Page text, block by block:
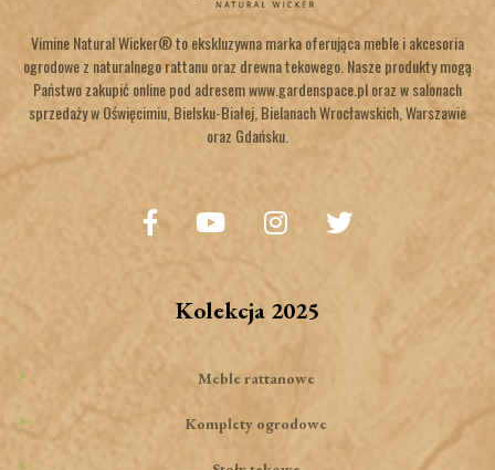
Vimine Natural Wicker® to ekskluzywna marka oferująca meble i akcesoria
ogrodowe z naturalnego rattanu oraz drewna tekowego. Nasze produkty mogą
Państwo zakupić online pod adresem www.gardenspace.pl oraz w salonach
sprzedaży w Oświęcimiu, Bielsku-Białej, Bielanach Wrocławskich, Warszawie
oraz Gdańsku.
Kolekcja 2025
Meble rattanowe
Komplety ogrodowe